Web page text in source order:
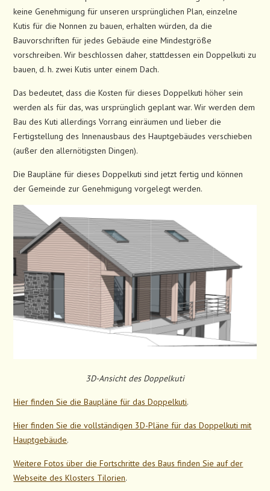
keine Genehmigung für unseren ursprünglichen Plan, einzelne
Kutis für die Nonnen zu bauen, erhalten würden, da die
Bauvorschriften für jedes Gebäude eine Mindestgröße
vorschreiben. Wir beschlossen daher, stattdessen ein Doppelkuti zu
bauen, d. h. zwei Kutis unter einem Dach.
Das bedeutet, dass die Kosten für dieses Doppelkuti höher sein
werden als für das, was ursprünglich geplant war. Wir werden dem
Bau des Kuti allerdings Vorrang einräumen und lieber die
Fertigstellung des Innenausbaus des Hauptgebäudes verschieben
(außer den allernötigsten Dingen).
Die Baupläne für dieses Doppelkuti sind jetzt fertig und können
der Gemeinde zur Genehmigung vorgelegt werden.
3D-Ansicht des Doppelkuti
Hier finden Sie die Baupläne für das Doppelkuti.
Hier finden Sie die vollständigen 3D-Pläne für das Doppelkuti mit
Hauptgebäude.
Weitere Fotos über die Fortschritte des Baus finden Sie auf der
Webseite des Klosters Tilorien.